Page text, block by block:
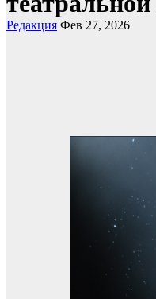
Редакция Фев 27, 2026